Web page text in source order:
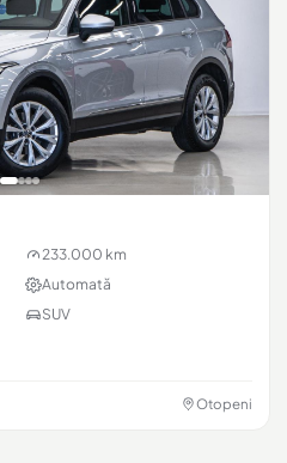
233.000 km
Automată
SUV
Otopeni